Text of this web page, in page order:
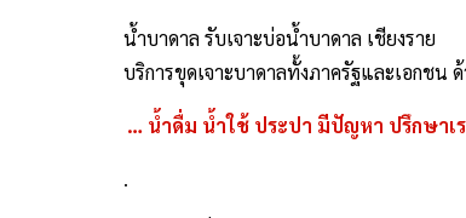
น้ำบาดาล รับเจาะบ่อน้ำบาดาล เชียงราย
บริการขุดเจาะบาดาลทั้งภาครัฐและเอกชน
… น้ำดื่ม น้ำใช้ ประปา มีปัญหา ปรึกษาเ
.